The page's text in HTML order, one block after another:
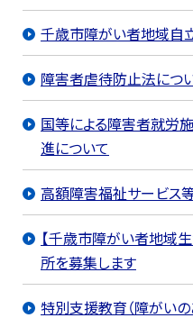
千歳市障がい者地域自
障害者虐待防止法につ
国等による障害者就労
進について
高額障害福祉サービス
【千歳市障がい者地域
所を募集します
特別支援教育（障がい